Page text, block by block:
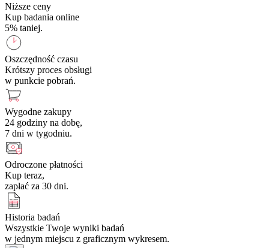
Niższe ceny
Kup badania online
5% taniej.
Oszczędność czasu
Krótszy proces obsługi
w punkcie pobrań.
Wygodne zakupy
24 godziny na dobę,
7 dni w tygodniu.
Odroczone płatności
Kup teraz,
zapłać za 30 dni.
Historia badań
Wszystkie Twoje wyniki badań
w jednym miejscu z graficznym wykresem.